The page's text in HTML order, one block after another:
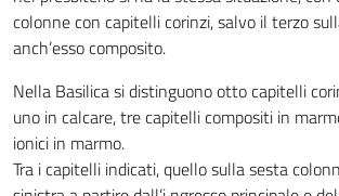
colonne con capitelli corinzi, salvo il terzo
anch’esso composito.
Nella Basilica si distinguono otto capitelli
uno in calcare, tre capitelli compositi in
ionici in marmo.
Tra i capitelli indicati, quello sulla sesta